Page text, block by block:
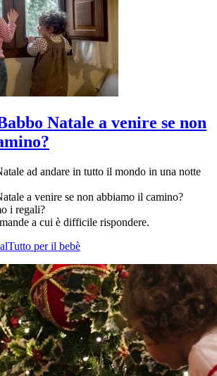
Natale a venire se non
ad andare in tutto il mondo in una notte
a venire se non abbiamo il camino?
i regali?
a cui è difficile rispondere.
Tutto per il bebè